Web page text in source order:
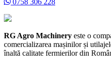
RG Agro Machinery este o
comercializarea mașinilor și
înaltă calitate fermierilor din